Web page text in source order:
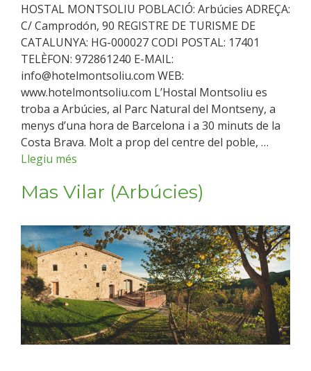
HOSTAL MONTSOLIU POBLACIÓ: Arbúcies ADREÇA:
C/ Camprodón, 90 REGISTRE DE TURISME DE
CATALUNYA: HG-000027 CODI POSTAL: 17401
TELÈFON: 972861240 E-MAIL:
info@hotelmontsoliu.com WEB:
www.hotelmontsoliu.com L’Hostal Montsoliu es
troba a Arbúcies, al Parc Natural del Montseny, a
menys d’una hora de Barcelona i a 30 minuts de la
Costa Brava. Molt a prop del centre del poble, …
Llegiu més
Mas Vilar (Arbúcies)